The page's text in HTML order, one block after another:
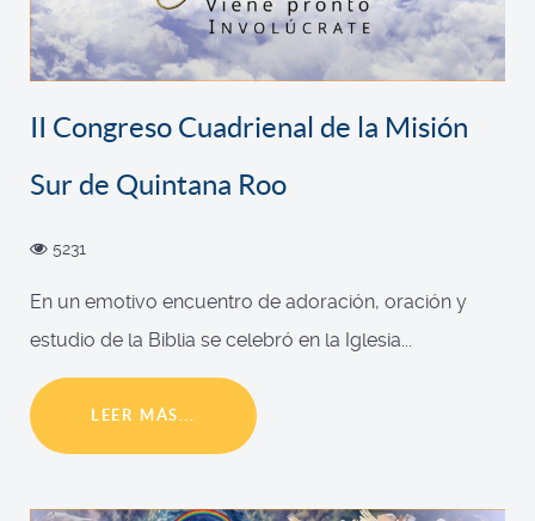
II Congreso Cuadrienal de la Misión
Sur de Quintana Roo
5231
En un emotivo encuentro de adoración, oración y
estudio de la Biblia se celebró en la Iglesia...
LEER MÁS...